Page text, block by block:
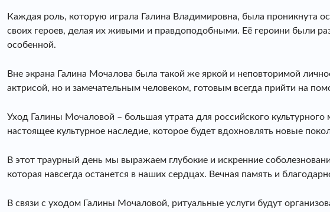
Каждая роль, которую играла Галина Владимировна, была проникнута
своих героев, делая их живыми и правдоподобными. Её героини были
особенной.
Вне экрана Галина Мочалова была такой же яркой и неповторимой
актрисой, но и замечательным человеком, готовым всегда прийти на
Уход Галины Мочаловой – большая утрата для российского культурного
настоящее культурное наследие, которое будет вдохновлять новые
В этот траурный день мы выражаем глубокие и искренние
которая навсегда останется в наших сердцах. Вечная память и
В связи с уходом Галины Мочаловой, ритуальные услуги будут